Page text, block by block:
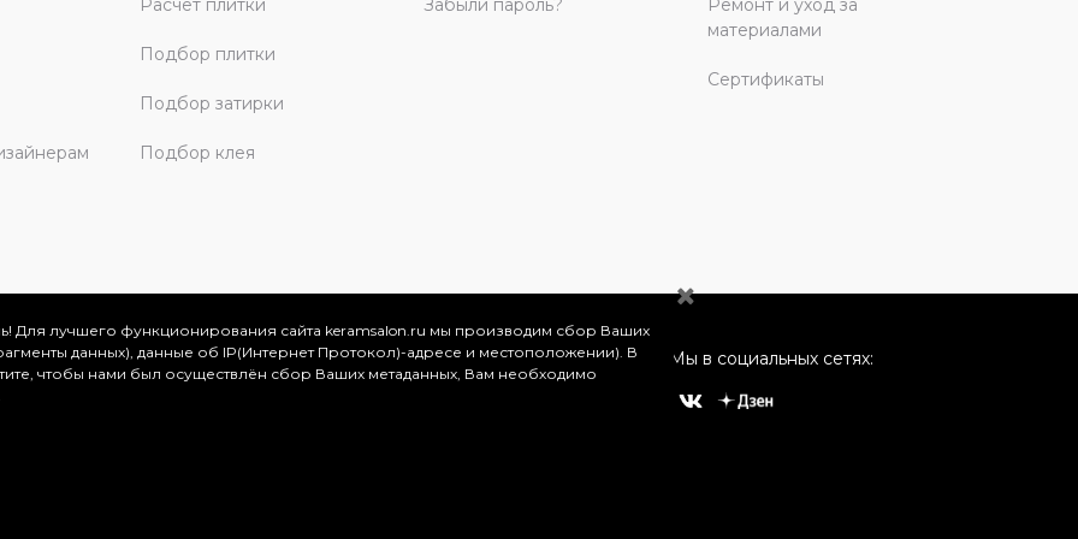
Расчет плитки
Подбор плитки
Подбор затирки
Подбор клея
Забыли пароль?
Ремонт и уход за
материалами
Сертификаты
и Московской области, 2026
представлена на сайте в ознакомительных целях и ни
определяемой положениями Статьи 437 (2) Гражданского
Мы в социальных сетях:
Для лучшего функционирования сайта keramsalon.ru мы производим сбор Ваших
данных), данные об IP(Интернет Протокол)-адресе и местоположении). В
чтобы нами был осуществлён сбор Ваших метаданных, Вам необходимо